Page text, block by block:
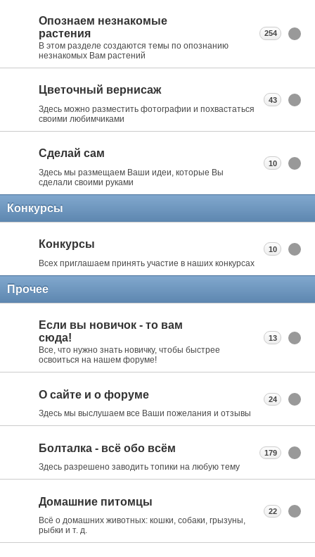
Опознаем незнакомые
растения
В этом разделе создаются темы по опознанию
незнакомых Вам растений
254
Цветочный вернисаж
Здесь можно разместить фотографии и похвастаться
своими любимчиками
43
Сделай сам
Здесь мы размещаем Ваши идеи, которые Вы
сделали своими руками
10
Конкурсы
Конкурсы
Всех приглашаем принять участие в наших конкурсах
10
Прочее
Если вы новичок - то вам
сюда!
Все, что нужно знать новичку, чтобы быстрее
освоиться на нашем форуме!
13
О сайте и о форуме
Здесь мы выслушаем все Ваши пожелания и отзывы
24
Болталка - всё обо всём
Здесь разрешено заводить топики на любую тему
179
Домашние питомцы
Всё о домашних животных: кошки, собаки, грызуны,
рыбки и т. д.
22